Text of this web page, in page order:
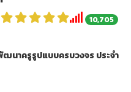
10,705
ฒนาครูรูปแบบครบวงจร ประจำ